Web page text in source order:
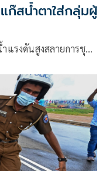
ก๊สน้ำตาใส่กลุ่มผู้
แรงดันสูงสลายการชุ…